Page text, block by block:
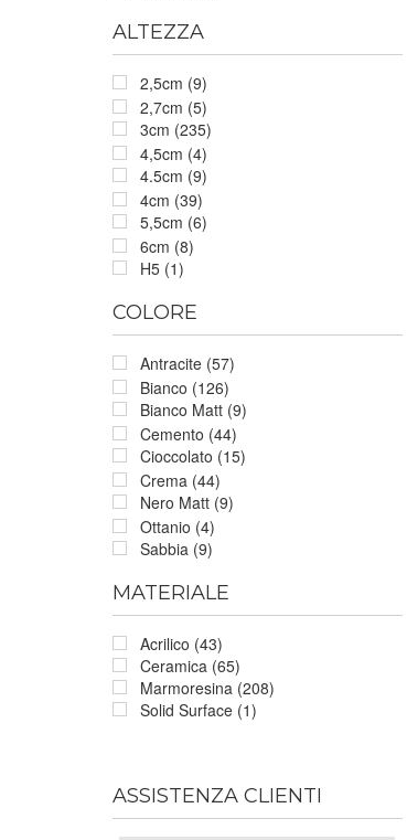
ALTEZZA
2,5cm (9)
2,7cm (5)
3cm (235)
4,5cm (4)
4.5cm (9)
4cm (39)
5,5cm (6)
6cm (8)
H5 (1)
COLORE
Antracite (57)
Bianco (126)
Bianco Matt (9)
Cemento (44)
Cioccolato (15)
Crema (44)
Nero Matt (9)
Ottanio (4)
Sabbia (9)
MATERIALE
Acrilico (43)
Ceramica (65)
Marmoresina (208)
Solid Surface (1)
ASSISTENZA CLIENTI